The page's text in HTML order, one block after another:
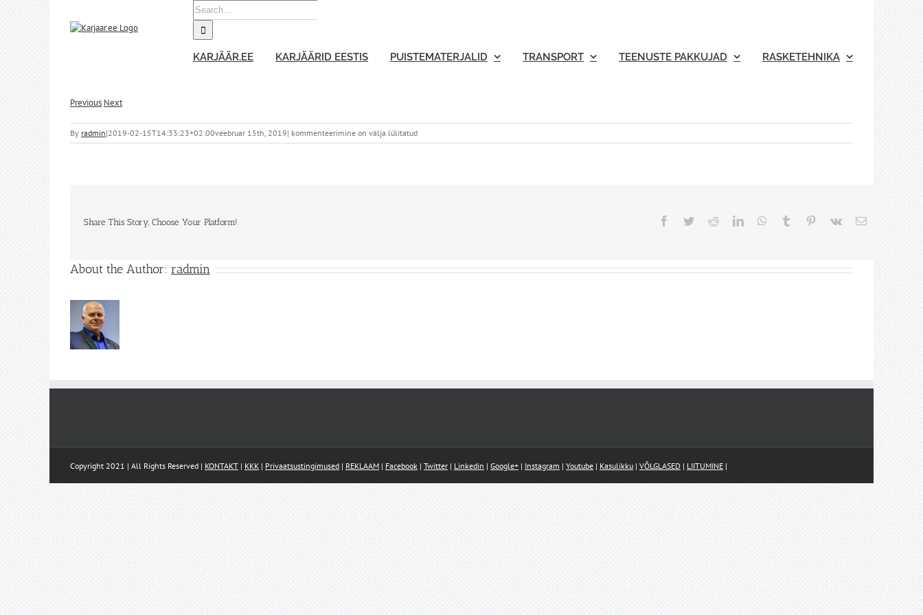
Search
for:
KARJÄÄR.EE KARJÄÄRID EESTIS PUISTEMATERJALID TRANSPORT TEENUSTE PAKKUJAD RASKETEHNIKA
Previous Next
By radmin|2019-02-15T14:33:23+02:00veebruar 15th, 2019| kommenteerimine on välja lülitatud
Share This Story, Choose Your Platform! Facebook
TwitterRedditLinkedInWhatsApp
Tumblr Pinterest
Vk Email
About the Author: radmin
Copyright 2021 | All Rights Reserved | KONTAKT | KKK | Privaatsustingimused | REKLAAM | Facebook | Twitter | Linkedin | Google+ | Instagram | Youtube | Kasulikku | VÕLGLASED | LIITUMINE |